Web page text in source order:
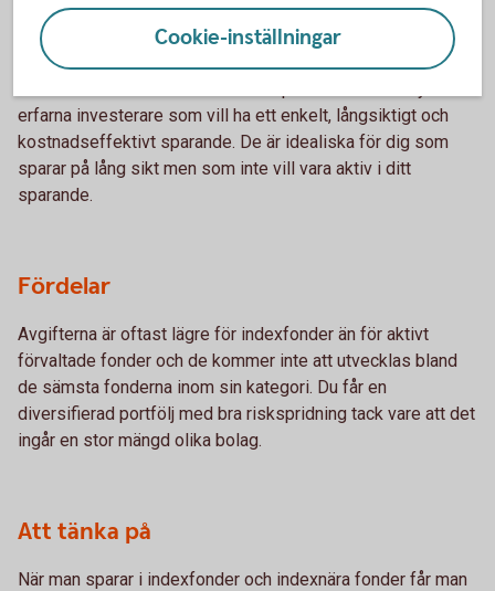
Vem passar de?
erfarna investerare som vill ha ett enkelt, långsiktigt och
kostnadseffektivt sparande. De är idealiska för dig som
sparar på lång sikt men som inte vill vara aktiv i ditt
sparande.
Fördelar
Avgifterna är oftast lägre för indexfonder än för aktivt
förvaltade fonder och de kommer inte att utvecklas bland
de sämsta fonderna inom sin kategori. Du får en
diversifierad portfölj med bra riskspridning tack vare att det
ingår en stor mängd olika bolag.
Att tänka på
När man sparar i indexfonder och indexnära fonder får man
Cookie-inställningar